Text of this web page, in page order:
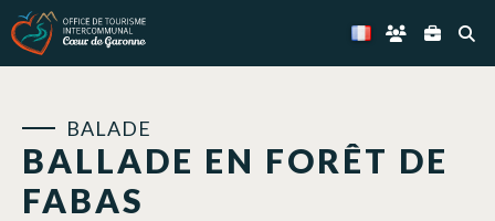
BALLADE EN FORÊT DE
FABAS
BALADE
Panneau de gestion des cookies